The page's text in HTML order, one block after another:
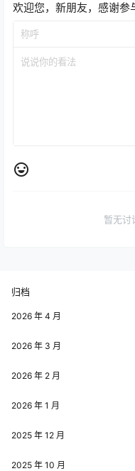
欢迎您，新朋友，感谢参
暂无讨
归档
2026 年 4 月
2026 年 3 月
2026 年 2 月
2026 年 1 月
2025 年 12 月
2025 年 10 月